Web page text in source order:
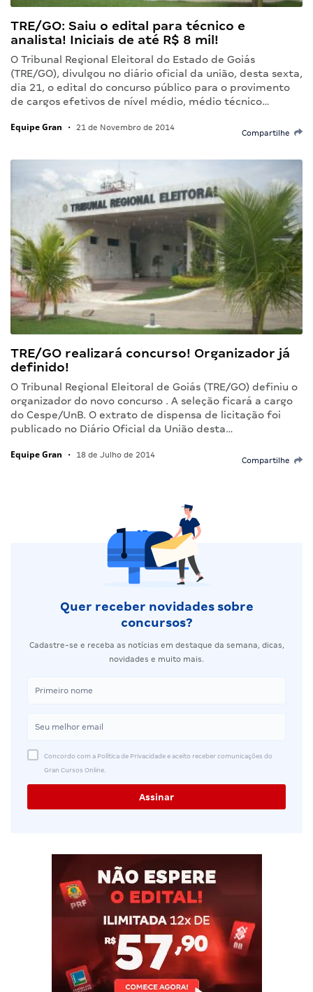
TRE/GO: Saiu o edital para técnico e
analista! Iniciais de até R$ 8 mil!
O Tribunal Regional Eleitoral do Estado de Goiás
(TRE/GO), divulgou no diário oficial da união, desta sexta,
dia 21, o edital do concurso público para o provimento
de cargos efetivos de nível médio, médio técnico…
Equipe Gran • 21 de Novembro de 2014
Compartilhe
TRE/GO realizará concurso! Organizador já
definido!
O Tribunal Regional Eleitoral de Goiás (TRE/GO) definiu o
organizador do novo concurso . A seleção ficará a cargo
do Cespe/UnB. O extrato de dispensa de licitação foi
publicado no Diário Oficial da União desta…
Equipe Gran • 18 de Julho de 2014
Compartilhe
Quer receber novidades sobre
concursos?
Cadastre-se e receba as notícias em destaque da semana, dicas,
novidades e muito mais.
Concordo com a Política de Privacidade e aceito receber comunicações do
Gran Cursos Online.